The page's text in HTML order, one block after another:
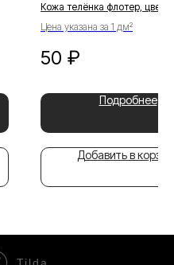
Кожа телёнка флотер, цвет
Цена указана за 1 дм²
50 ₽
Подробнее
Добавить в
Tilda